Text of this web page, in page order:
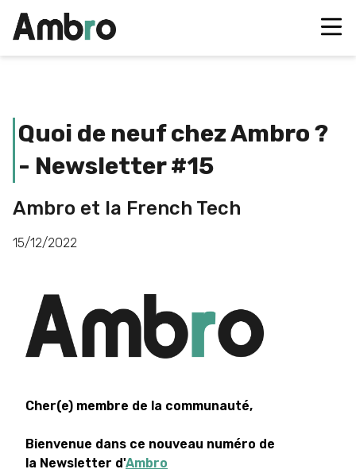
Quoi de neuf chez Ambro ?
- Newsletter #15
Ambro et la French Tech
15/12/2022
Cher(e) membre de la communauté,
Bienvenue dans ce nouveau numéro de
la Newsletter d'Ambro